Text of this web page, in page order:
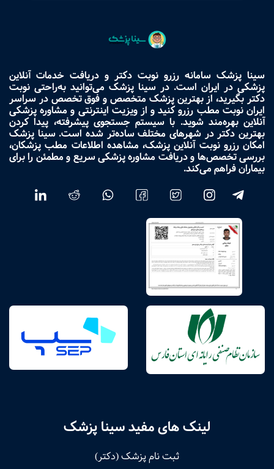
سینا پزشک سامانه رزرو نوبت دکتر و دریافت خدمات آنلاین
پزشکی در ایران است. در سینا پزشک می‌توانید به‌راحتی نوبت
دکتر بگیرید، از بهترین پزشک متخصص و فوق تخصص در سراسر
ایران نوبت مطب رزرو کنید و از ویزیت اینترنتی و مشاوره پزشکی
آنلاین بهره‌مند شوید. با سیستم جستجوی پیشرفته، پیدا کردن
بهترین دکتر در شهرهای مختلف ساده‌تر شده است. سینا پزشک
امکان رزرو نوبت آنلاین پزشک، مشاهده اطلاعات مطب پزشکان،
بررسی تخصص‌ها و دریافت مشاوره پزشکی سریع و مطمئن را برای
بیماران فراهم می‌کند.
لینک های مفید سینا پزشک
ثبت نام پزشک (دکتر)